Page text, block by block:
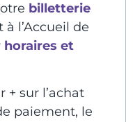
billetterie
l’Accueil de
horaires et
+ sur l’achat
paiement, le